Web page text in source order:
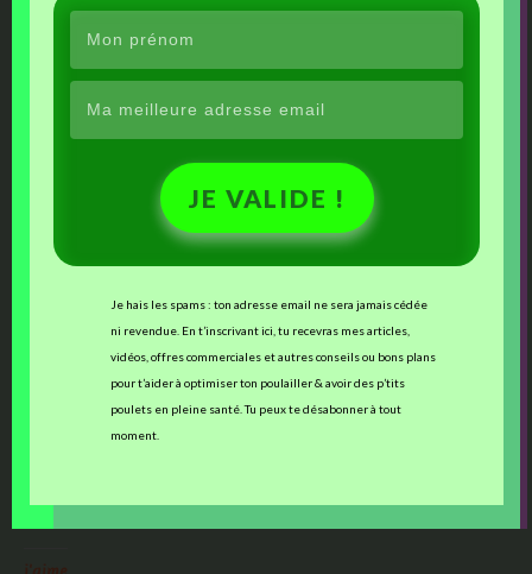
il était animé en janvier par Clotilde du blogFlaneries mystiques
proposaitla magie et la féérie comme sujet de réflexion.
JE VALIDE !
Je hais les spams : ton adresse email ne sera jamais cédée
ni revendue. En t’inscrivant ici, tu recevras mes articles,
vidéos, offres commerciales et autres conseils ou bons plans
pour t’aider à optimiser ton poulailler & avoir des p’tits
poulets en pleine santé. Tu peux te désabonner à tout
moment.